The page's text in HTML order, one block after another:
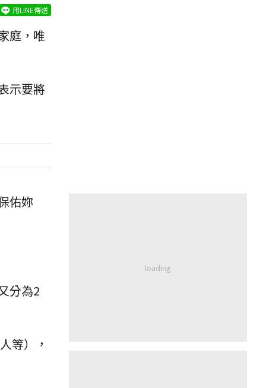
用LINE傳送
庭，唯
示要將
佑妳
分為2
等），